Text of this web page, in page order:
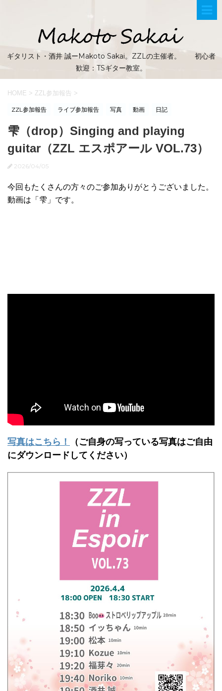
ギタリスト・酒井 誠ーMakoto Sakai。ZZLの主催者。 初心者
歓迎：TSギター教室。
HOME > ZZL参加報告 >
ZZL参加報告 ライブ参加報告 写真 動画 日記
雫（drop）Singing and playing
guitar（ZZL エスポアール VOL.73）
2026/04/05
今回もたくさんの方々のご参加ありがとうございました。
動画は「雫」です。
写真はこちら！
（ご自身の写っている写真はご自由
にダウンロードしてください）